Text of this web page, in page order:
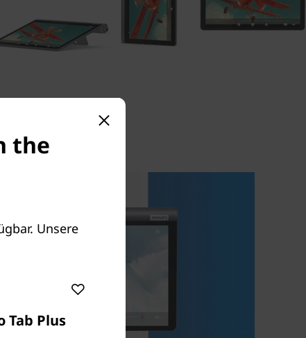
the
Unsere
Tab Plus